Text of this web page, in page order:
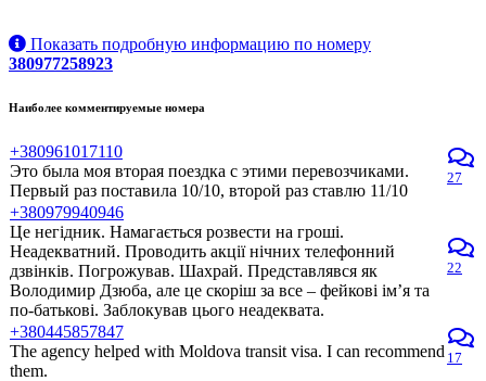
Показать подробную информацию по номеру
380977258923
Наиболее комментируемые номера
+380961017110
Это была моя вторая поездка с этими перевозчиками.
Первый раз поставила 10/10, второй раз ставлю 11/10
27
+380979940946
Це негідник. Намагається розвести на гроші.
Неадекватний. Проводить акції нічних телефонний
дзвінків. Погрожував. Шахрай. Представлявся як
Володимир Дзюба, але це скоріш за все – фейкові ім’я та
по-батькові. Заблокував цього неадеквата.
22
+380445857847
The agency helped with Moldova transit visa. I can recommend
them.
17